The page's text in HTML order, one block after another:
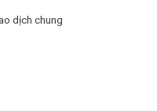
nấu được nhiều món ăn hơn
dịch chung